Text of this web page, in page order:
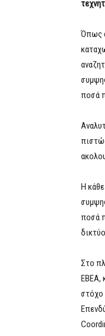
Όπως
ποσά
Η
ποσά
Στο
ΕΒΕΑ,
στόχο